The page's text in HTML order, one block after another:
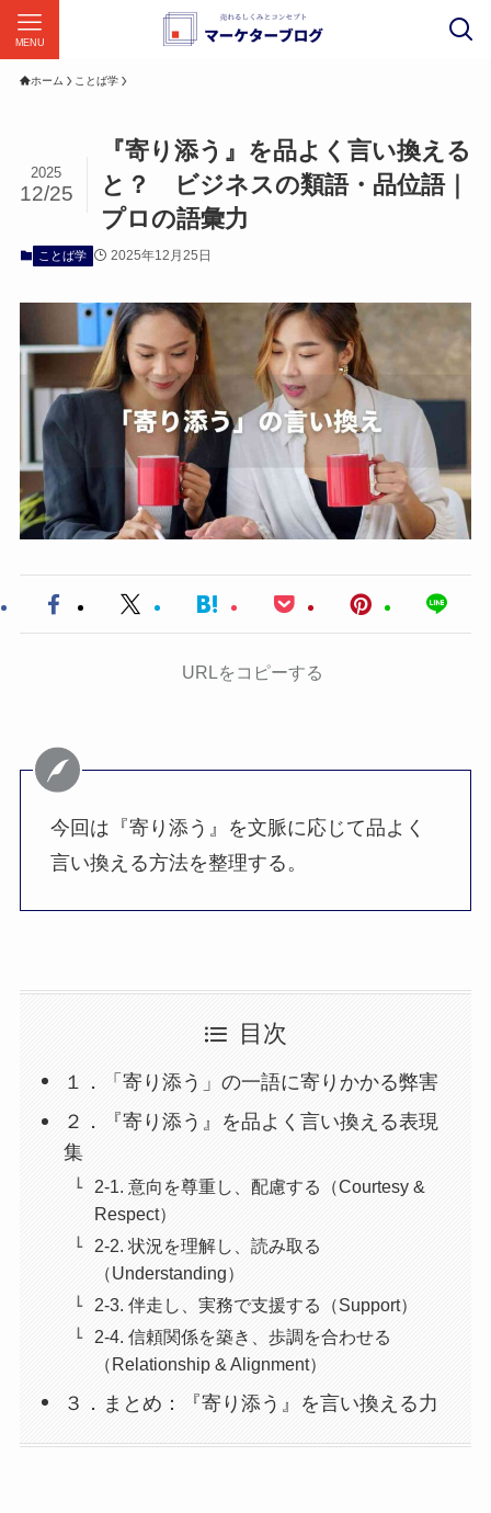
MENU
ホーム ことば学
『寄り添う』を品よく言い換える
と？ ビジネスの類語・品位語｜
プロの語彙力
2025
12/25
ことば学 2025年12月25日
URLをコピーする
今回は『寄り添う』を文脈に応じて品よく
言い換える方法を整理する。
目次
１．「寄り添う」の一語に寄りかかる弊害
２．『寄り添う』を品よく言い換える表現
集
2-1. 意向を尊重し、配慮する（Courtesy &
Respect）
2-2. 状況を理解し、読み取る
（Understanding）
2-3. 伴走し、実務で支援する（Support）
2-4. 信頼関係を築き、歩調を合わせる
（Relationship & Alignment）
３．まとめ：『寄り添う』を言い換える力